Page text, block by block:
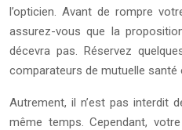
l’opticien. Avant de rompre
assurez-vous que la
décevra pas. Réservez
comparateurs de mutuelle santé
Autrement, il n’est pas interdit
même temps. Cependant,